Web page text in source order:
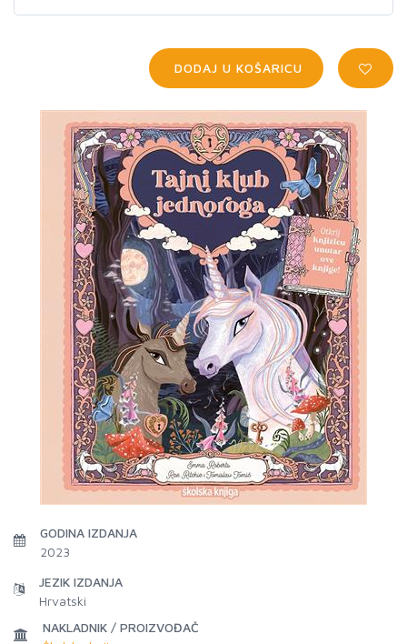
DODAJ U KOŠARICU
GODINA IZDANJA
2023
JEZIK IZDANJA
Hrvatski
NAKLADNIK / PROIZVOĐAČ